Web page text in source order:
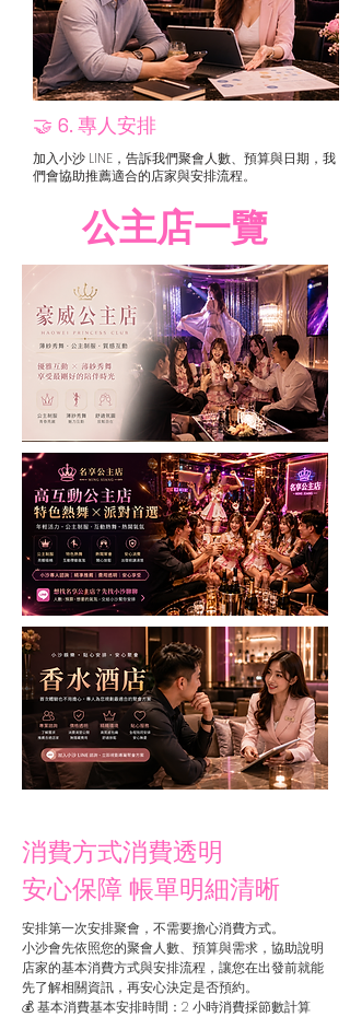
🤝 6. 專人安排
加入小沙 LINE，告訴我們聚會人數、預算與日期，我
們會協助推薦適合的店家與安排流程。
公主店一覽
消費方式消費透明
安心保障 帳單明細清晰
安排第一次安排聚會，不需要擔心消費方式。
小沙會先依照您的聚會人數、預算與需求，協助說明
店家的基本消費方式與安排流程，讓您在出發前就能
先了解相關資訊，再安心決定是否預約。
💰 基本消費基本安排時間：2 小時消費採節數計算